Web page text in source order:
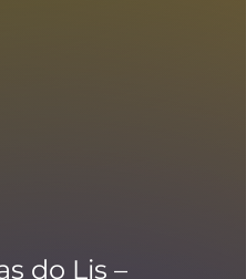
do Lis –